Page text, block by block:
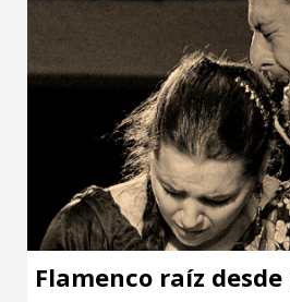
Flamenco raíz desde